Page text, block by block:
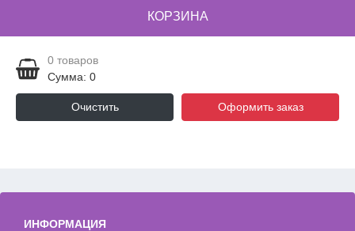
КОРЗИНА
0 товаров
Сумма: 0
Очистить Оформить заказ
ИНФОРМАЦИЯ